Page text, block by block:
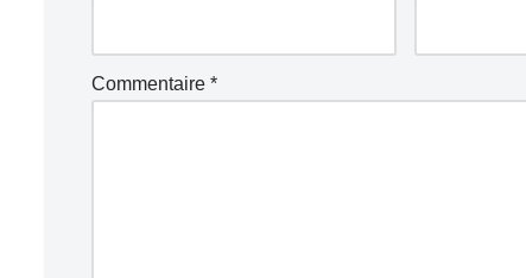
Commentaire *